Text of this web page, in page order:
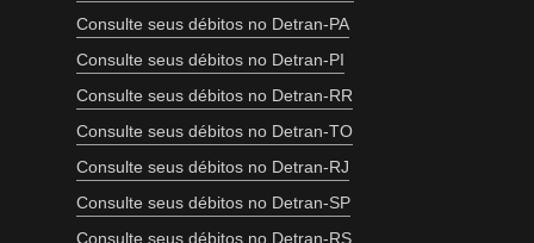
Consulte seus débitos no Detran-PA
Consulte seus débitos no Detran-PI
Consulte seus débitos no Detran-RR
Consulte seus débitos no Detran-TO
Consulte seus débitos no Detran-RJ
Consulte seus débitos no Detran-SP
Consulte seus débitos no Detran-RS